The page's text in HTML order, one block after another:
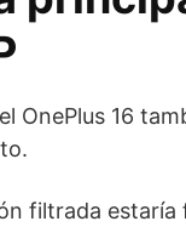
OnePlus 16
filtrada estaría